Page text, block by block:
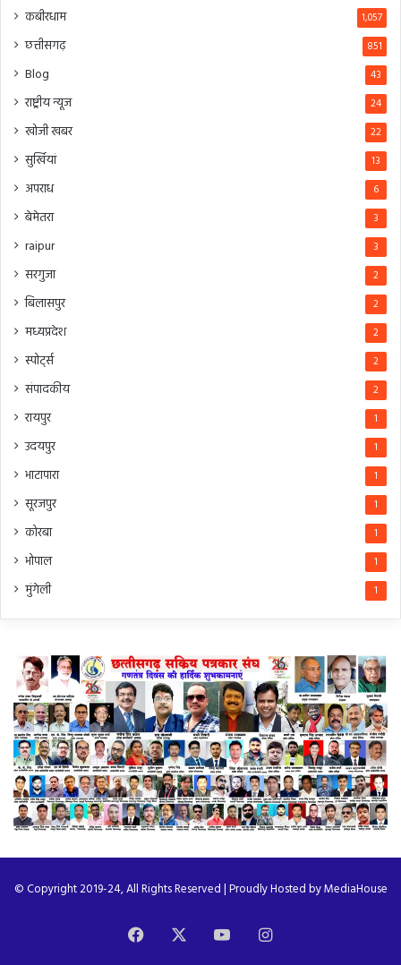
कबीरधाम 1,057
छत्तीसगढ़ 851
Blog 43
राष्ट्रीय न्यूज 24
खोजी खबर 22
सुर्खियां 13
अपराध 6
बेमेतरा 3
raipur 3
सरगुजा 2
बिलासपुर 2
मध्यप्रदेश 2
स्पोर्ट्स 2
संपादकीय 2
रायपुर 1
उदयपुर 1
भाटापारा 1
सूरजपुर 1
कोरबा 1
भोपाल 1
मुंगेली 1
© Copyright 2019-24, All Rights Reserved | Proudly Hosted byMediaHouse
Facebook YouTubeInstagram